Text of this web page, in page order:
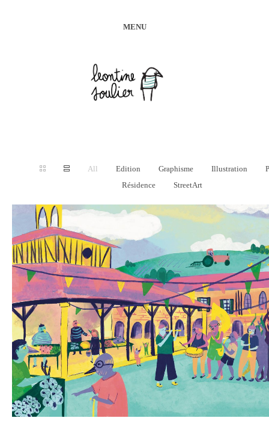
MENU
All Edition Graphisme Illustration
Résidence
StreetArt